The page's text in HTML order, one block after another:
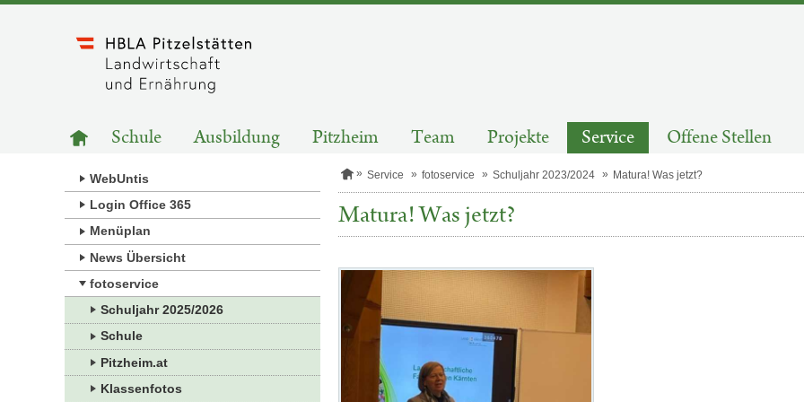
HAUPTNAVIGATION
Zur
Startseite
Schule Ausbildung Pitzheim Team Projekte Service Offene Stellen
WebUntis
Login Office 365
Menüplan
News Übersicht
fotoservice
Schuljahr 2025/2026
Schule
Pitzheim.at
Klassenfotos
S
r
Service fotoservice Schuljahr 2023/2024 Matura! Was jetzt?
Matura! Was jetzt?
Kategorie:
Fotos